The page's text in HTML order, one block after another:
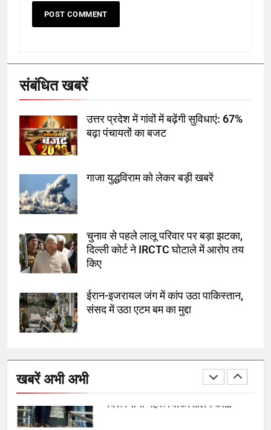
संबंधित खबरें
उत्तर प्रदेश में गांवों में बढ़ेंगी सुविधाएं: 67%
बढ़ा पंचायतों का बजट
गाजा युद्धविराम को लेकर बड़ी खबरें
चुनाव से पहले लालू परिवार पर बड़ा झटका,
दिल्ली कोर्ट ने IRCTC घोटाले में आरोप तय
किए
ईरान-इजरायल जंग में कांप उठा पाकिस्तान,
संसद में उठा एटम बम का मुद्दा
खबरें अभी अभी
7
गाजा युद्धविराम को लेकर बड़ी खबरें
8
तय किए
1
रोशन सिंह के नाम पर करने की मांग तेज
अमर शहीद ठाकुर रोशन सिंह के नाम पर
स्वरूप रानी नेहरू चिकित्सालय का
अनिश्चितकालीन धरना शुरू
3